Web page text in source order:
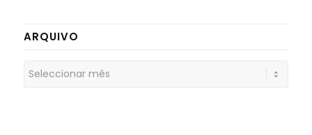
ARQUIVO